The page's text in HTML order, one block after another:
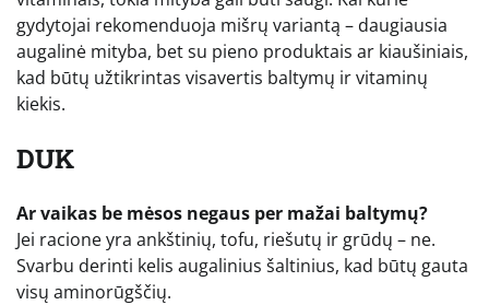
gydytojai rekomenduoja mišrų variantą – daugiausia
augalinė mityba, bet su pieno produktais ar kiaušiniais,
kad būtų užtikrintas visavertis baltymų ir vitaminų
kiekis.
DUK
Ar vaikas be mėsos negaus per mažai baltymų?
Jei racione yra ankštinių, tofu, riešutų ir grūdų – ne.
Svarbu derinti kelis augalinius šaltinius, kad būtų gauta
visų aminorūgščių.